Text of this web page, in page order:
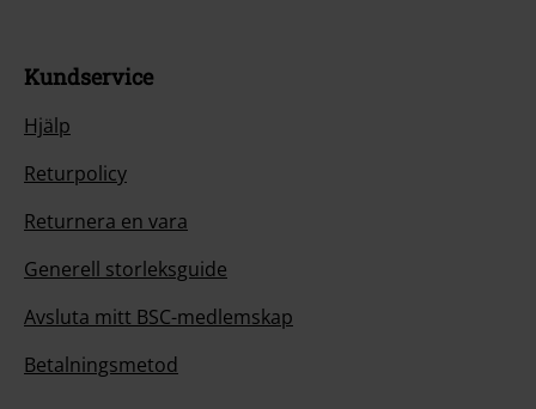
Kundservice
Hjälp
Returpolicy
Returnera en vara
Generell storleksguide
Avsluta mitt BSC-medlemskap
Betalningsmetod